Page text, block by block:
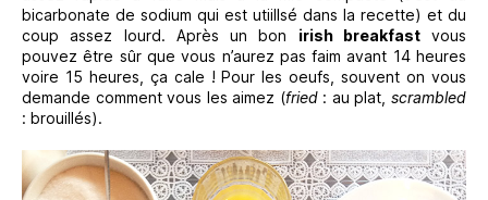
bicarbonate de sodium qui est utiillsé dans la recette) et du
coup assez lourd. Après un bon irish breakfastvous
pouvez être sûr que vous n’aurez pas faim avant 14 heures
voire 15 heures, ça cale ! Pour les oeufs, souvent on vous
demande comment vous les aimez (fried: au plat,scrambled
: brouillés).